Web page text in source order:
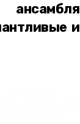
и